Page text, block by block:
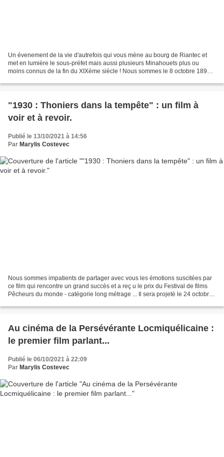
Un évenement de la vie d'autrefois qui vous mène au bourg de Riantec et
met en lumière le sous-préfet mais aussi plusieurs Minahouets plus ou
moins connus de la fin du XIXème siècle ! Nous sommes le 8 octobre 1894
"1930 : Thoniers dans la tempête" : un film à
voir et à revoir.
Publié le 13/10/2021 à 14:56
Par Marylis Costevec
Nous sommes impatients de partager avec vous les émotions suscitées par
ce film qui rencontre un grand succès et a reç u le prix du Festival de films
Pêcheurs du monde - catégorie long métrage ... Il sera projeté le 24 octobre
Au cinéma de la Persévérante Locmiquélicaine :
le premier film parlant...
Publié le 06/10/2021 à 22:09
Par Marylis Costevec